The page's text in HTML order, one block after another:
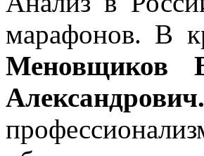
марафонов. В
Меновщиков
Александрович.